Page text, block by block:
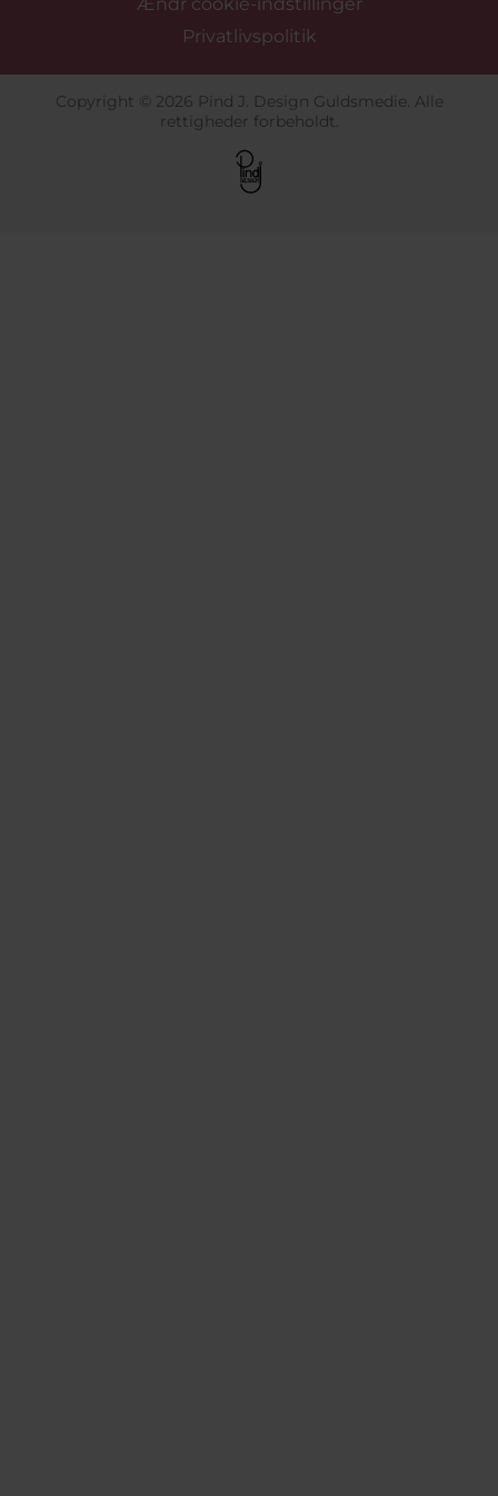
Privatlivspolitik
Copyright © 2026 Pind J. Design Guldsmedie. Alle
rettigheder forbeholdt.